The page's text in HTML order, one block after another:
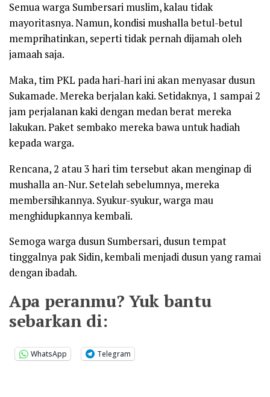
Semua warga Sumbersari muslim, kalau tidak
mayoritasnya. Namun, kondisi mushalla betul-betul
memprihatinkan, seperti tidak pernah dijamah oleh
jamaah saja.
Maka, tim PKL pada hari-hari ini akan menyasar dusun
Sukamade. Mereka berjalan kaki. Setidaknya, 1 sampai 2
jam perjalanan kaki dengan medan berat mereka
lakukan. Paket sembako mereka bawa untuk hadiah
kepada warga.
Rencana, 2 atau 3 hari tim tersebut akan menginap di
mushalla an-Nur. Setelah sebelumnya, mereka
membersihkannya. Syukur-syukur, warga mau
menghidupkannya kembali.
Semoga warga dusun Sumbersari, dusun tempat
tinggalnya pak Sidin, kembali menjadi dusun yang ramai
dengan ibadah.
Apa peranmu? Yuk bantu
sebarkan di:
WhatsApp Telegram